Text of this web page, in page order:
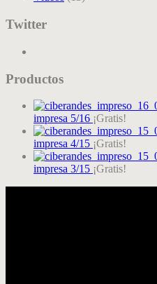
Twitter
Productos
impresa 5/16 ¡Gratis!
impresa 4/15 ¡Gratis!
impresa 3/15 ¡Gratis!